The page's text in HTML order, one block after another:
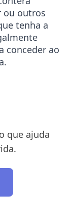
ou outros
tenha a
conceder ao
que ajuda